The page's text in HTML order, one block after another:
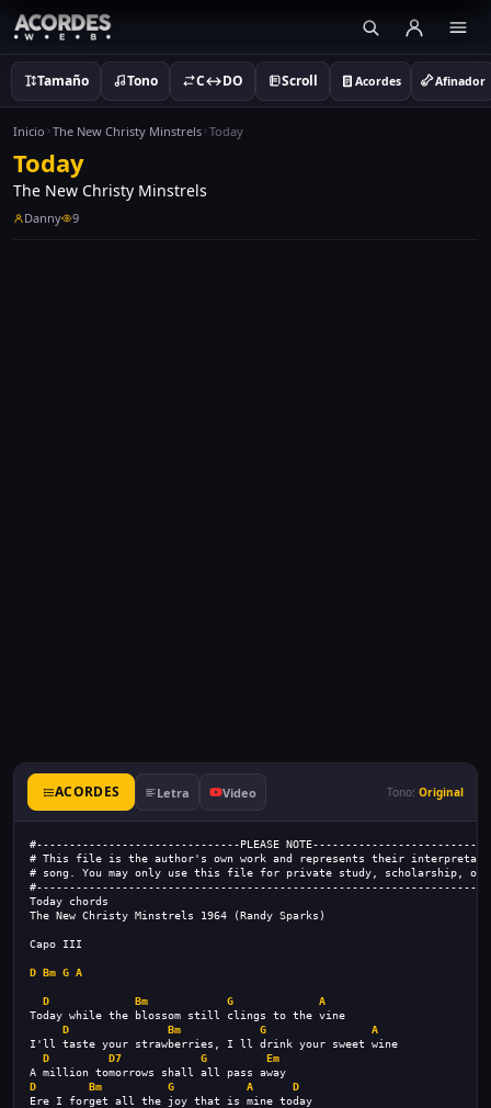
Tamaño Tono C↔DO Scroll Acordes Afinador
Inicio The New Christy Minstrels Today
Today
The New Christy Minstrels
Danny 9
ACORDES Letra Video Tono: Original
#-------------------------------PLEASE
# This file is the author's own work and represents their
# song. You may only use this file for private study, scholarship, or
Today chords
The New Christy Minstrels 1964 (Randy Sparks)
Capo III
D Bm G A
D Bm G
A
Today while the blossom still clings to the vine
D
Bm G
A
I'll taste your strawberries, I ll drink your sweet wine
D
D7 G
Em
A million tomorrows shall all pass away
D
Bm G A
D
Ere I forget all the joy that is mine today